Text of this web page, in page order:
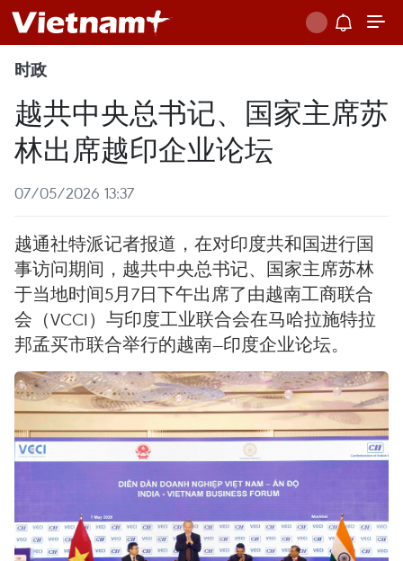
时政
越共中央总书记、国家主席苏
林出席越印企业论坛
07/05/2026 13:37
越通社特派记者报道，在对印度共和国进行国
事访问期间，越共中央总书记、国家主席苏林
于当地时间5月7日下午出席了由越南工商联合
会（VCCI）与印度工业联合会在马哈拉施特拉
邦孟买市联合举行的越南—印度企业论坛。